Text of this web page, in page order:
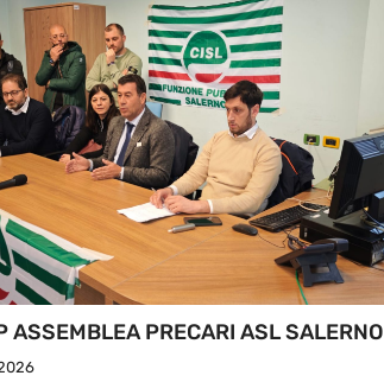
ASSEMBLEA PRECARI ASL SALERNO